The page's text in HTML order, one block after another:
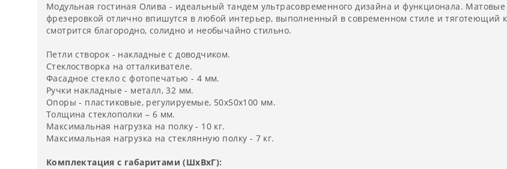
Модульная гостиная Олива - идеальный тандем ультрасовременного дизайна и функционала.
фрезеровкой отлично впишутся в любой интерьер, выполненный в современном стиле и
смотрится благородно, солидно и необычайно стильно.
Петли створок - накладные с доводчиком.
Стеклостворка на отталкивателе.
Фасадное стекло с фотопечатью - 4 мм.
Ручки накладные - металл, 32 мм.
Опоры - пластиковые, регулируемые, 50х50х100 мм.
Толщина стеклополки – 6 мм.
Максимальная нагрузка на полку - 10 кг.
Максимальная нагрузка на стеклянную полку - 7 кг.
Комплектация с габаритами (ШхВхГ):